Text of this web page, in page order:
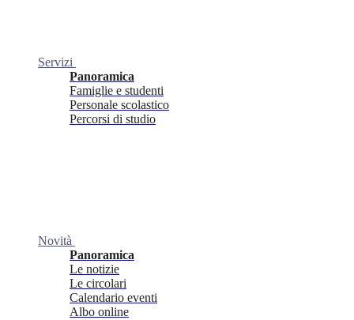
Servizi
Panoramica
Famiglie e studenti
Personale scolastico
Percorsi di studio
Novità
Panoramica
Le notizie
Le circolari
Calendario eventi
Albo online